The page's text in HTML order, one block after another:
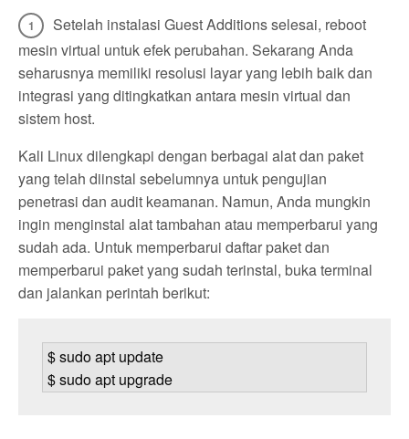
Setelah instalasi Guest Additions selesai, reboot
mesin virtual untuk efek perubahan. Sekarang Anda
seharusnya memiliki resolusi layar yang lebih baik dan
integrasi yang ditingkatkan antara mesin virtual dan
sistem host.
Kali Linux dilengkapi dengan berbagai alat dan paket
yang telah diinstal sebelumnya untuk pengujian
penetrasi dan audit keamanan. Namun, Anda mungkin
ingin menginstal alat tambahan atau memperbarui yang
sudah ada. Untuk memperbarui daftar paket dan
memperbarui paket yang sudah terinstal, buka terminal
dan jalankan perintah berikut:
$ sudo apt update
$ sudo apt upgrade